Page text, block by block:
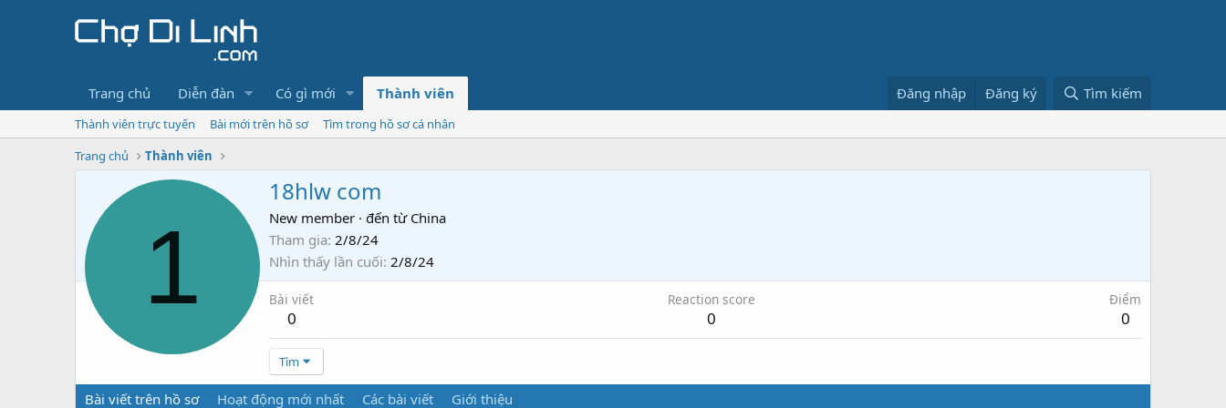
Trang chủ Diễn đàn Có gì mới Thành viên Đăng nhập Đăng ký Tìm kiếm
Thành viên trực tuyến Bài mới trên hồ sơ
Tìm trong hồ sơ cá nhân
Trang chủ
Thành viên
1
18hlw com
New member · đến từ China
Tham gia 2/8/24
Nhìn thấy lần cuối 2/8/24
Bài viết
0
Reaction score
0
Điểm
0
Tìm
Bài viết trên hồ sơ Hoạt động mới nhất Các bài viết Giới thiệu